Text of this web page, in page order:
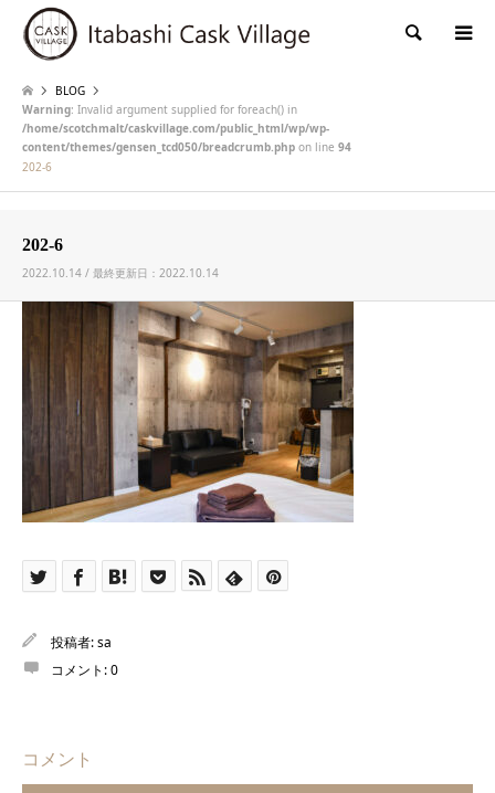
検索
BLOG
Warning: Invalid argument supplied for foreach() in
/home/scotchmalt/caskvillage.com/public_html/wp/wp-
content/themes/gensen_tcd050/breadcrumb.php on line 94
202-6
202-6
2022.10.14 / 最終更新日：2022.10.14
投稿者:sa
コメント:0
コメント